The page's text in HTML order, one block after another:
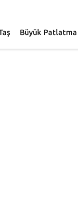
Büyük Patlatma